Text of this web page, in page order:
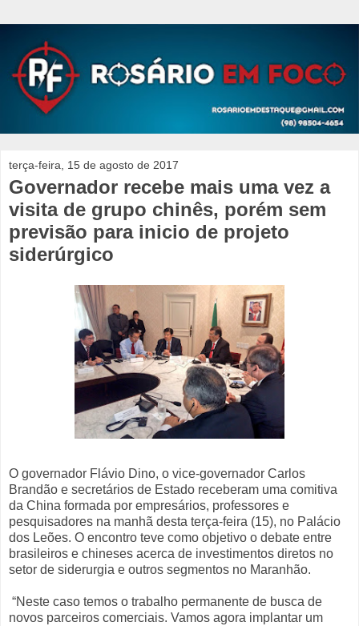
terça-feira, 15 de agosto de 2017
Governador recebe mais uma vez a
visita de grupo chinês, porém sem
previsão para inicio de projeto
siderúrgico
O governador Flávio Dino, o vice-governador Carlos
Brandão e secretários de Estado receberam uma comitiva
da China formada por empresários, professores e
pesquisadores na manhã desta terça-feira (15), no Palácio
dos Leões. O encontro teve como objetivo o debate entre
brasileiros e chineses acerca de investimentos diretos no
setor de siderurgia e outros segmentos no Maranhão.
“Neste caso temos o trabalho permanente de busca de
novos parceiros comerciais. Vamos agora implantar um